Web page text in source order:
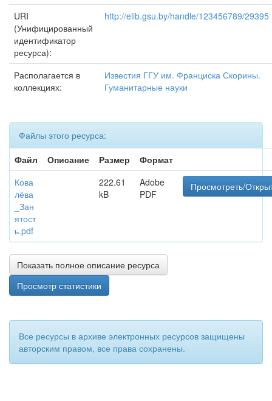
URI
(Унифицированный
идентификатор
ресурса):
http://elib.gsu.by/handle/123456789/29395
Располагается в
коллекциях:
Известия ГГУ им. Франциска Скорины.
Гуманитарные науки
Файлы этого ресурса:
Файл
Описание Размер
Формат
Кова
лёва
_Зан
ятост
ь.pdf
222.61
kB
Adobe
PDF
Просмотреть/
Показать полное описание ресурса
Просмотр статистики
Все ресурсы в архиве электронных ресурсов защищены
авторским правом, все права сохранены.